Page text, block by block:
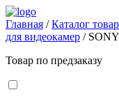
Главная / Каталог
для видеокамер /
Товар по предзаказу